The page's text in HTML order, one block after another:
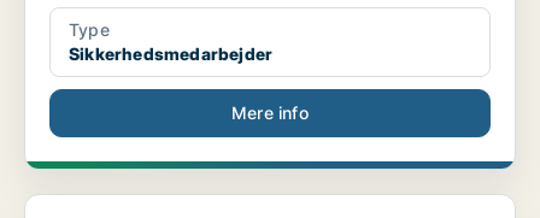
Type
Sikkerhedsmedarbejder
Mere info
Senior Engineer - Automation & OT Security